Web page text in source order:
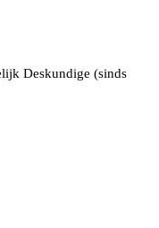
Deskundige (sinds